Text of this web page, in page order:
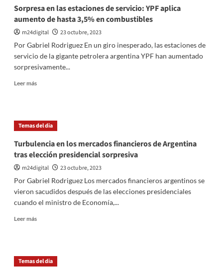
las
elecciones
presidenciales
Sorpresa en las estaciones de servicio: YPF aplica
aumento de hasta 3,5% en combustibles
m24digital
23 octubre, 2023
Por Gabriel Rodriguez En un giro inesperado, las estaciones de
servicio de la gigante petrolera argentina YPF han aumentado
sorpresivamente...
Leer másLeer
en
las
de
servicio:
YPF
aumento
de
hasta
en
Temas del dia
Turbulencia en los mercados financieros de Argentina
tras elección presidencial sorpresiva
m24digital
23 octubre, 2023
Por Gabriel Rodriguez Los mercados financieros argentinos se
vieron sacudidos después de las elecciones presidenciales
cuando el ministro de Economía,...
Leer másLeer
en
los
Temas del dia